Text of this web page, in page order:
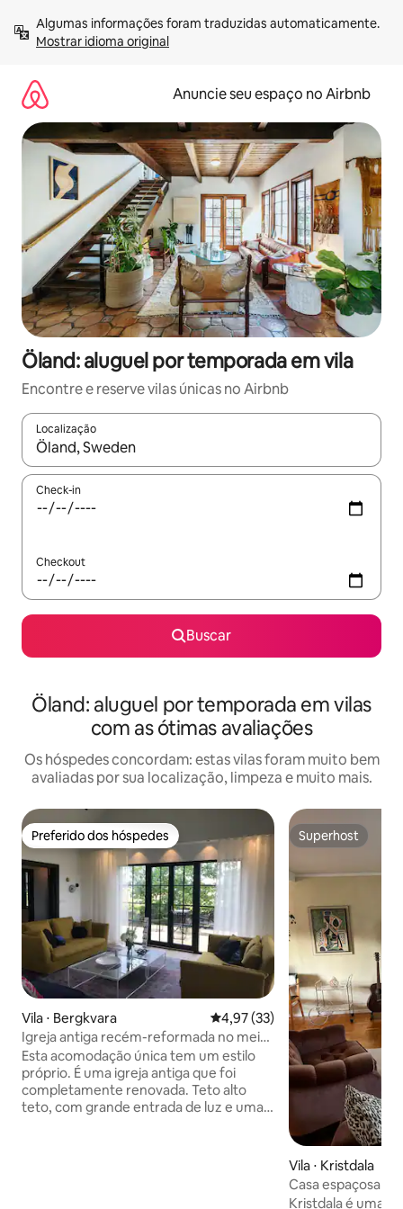
para
Mostrar idioma original
Anuncie seu espaço no Airbnb
Öland: aluguel por temporada em vila
Encontre e reserve vilas únicas no Airbnb
Localização
Quando os resultados estiverem disponíveis, explore-os
Check-in
Checkout
Buscar
Öland: aluguel por temporada em vilas
com as ótimas avaliações
Os hóspedes concordam: estas vilas foram muito bem
avaliadas por sua localização, limpeza e muito mais.
Preferido dos hóspedes
Preferido dos hóspedes
Vila ⋅ Bergkvara 4,97 de uma avaliação média
4,97 (33)
Igreja antiga recém-reformada no meio
dos campos
Esta acomodação única tem um estilo
próprio. É uma igreja antiga que foi
completamente renovada. Teto alto
teto, com grande entrada de luz e uma
Superhost
Superhost
Vila ⋅ Kristdala
Casa espaçosa
Kristdala
Kristdala é uma